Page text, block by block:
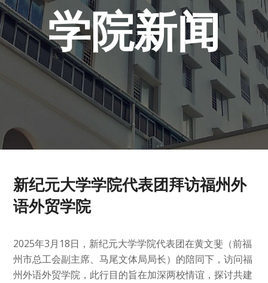
学院新闻
新纪元大学学院代表团拜访福州外
语外贸学院
2025年3月18日，新纪元大学学院代表团在黄文斐（前福
州市总工会副主席、马尾文体局局长）的陪同下，访问福
州外语外贸学院，此行目的旨在加深两校情谊，探讨共建